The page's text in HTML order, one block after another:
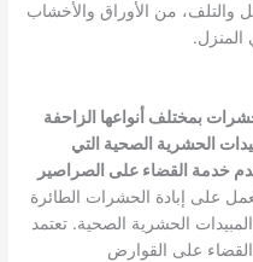
والتلف، من الأوراق والأخشاب
المنزل.
بمختلف أنواعها الزاحفة
الحشرية الصحية التي
خدمة القضاء على الصراصير
على إبادة الحشرات الطائرة
الحشرية الصحية. تعتمد
على القوارض